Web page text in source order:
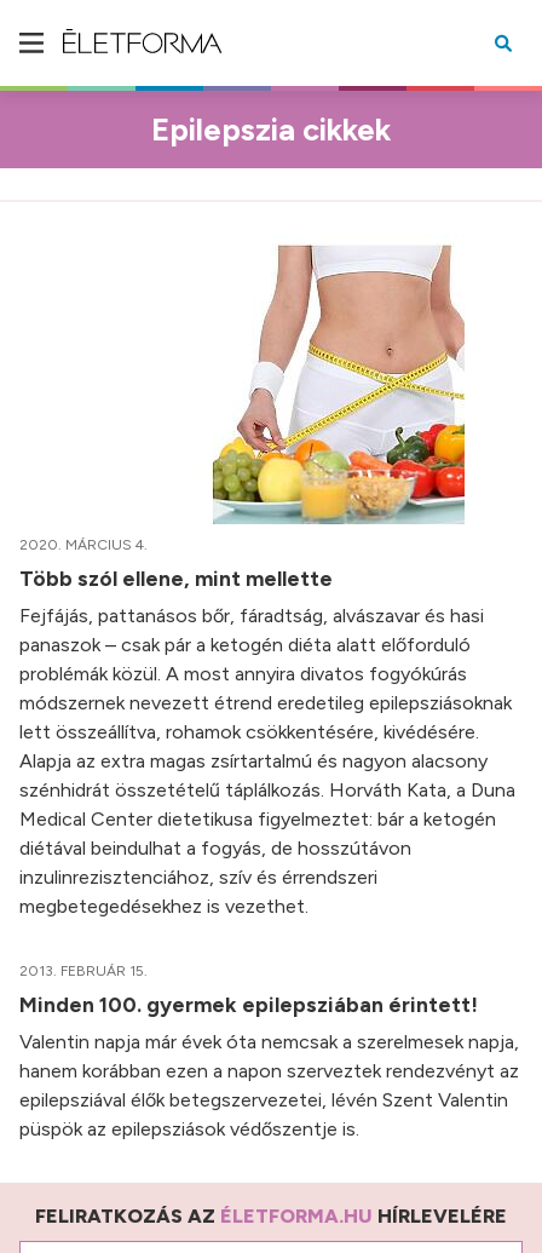
Epilepszia cikkek
2020. MÁRCIUS 4.
Több szól ellene, mint mellette
Fejfájás, pattanásos bőr, fáradtság, alvászavar és hasi
panaszok – csak pár a ketogén diéta alatt előforduló
problémák közül. A most annyira divatos fogyókúrás
módszernek nevezett étrend eredetileg epilepsziásoknak
lett összeállítva, rohamok csökkentésére, kivédésére.
Alapja az extra magas zsírtartalmú és nagyon alacsony
szénhidrát összetételű táplálkozás. Horváth Kata, a Duna
Medical Center dietetikusa figyelmeztet: bár a ketogén
diétával beindulhat a fogyás, de hosszútávon
inzulinrezisztenciához, szív és érrendszeri
megbetegedésekhez is vezethet.
2013. FEBRUÁR 15.
Minden 100. gyermek epilepsziában érintett!
Valentin napja már évek óta nemcsak a szerelmesek napja,
hanem korábban ezen a napon szerveztek rendezvényt az
epilepsziával élők betegszervezetei, lévén Szent Valentin
püspök az epilepsziások védőszentje is.
FELIRATKOZÁS AZ ÉLETFORMA.HU HÍRLEVELÉRE